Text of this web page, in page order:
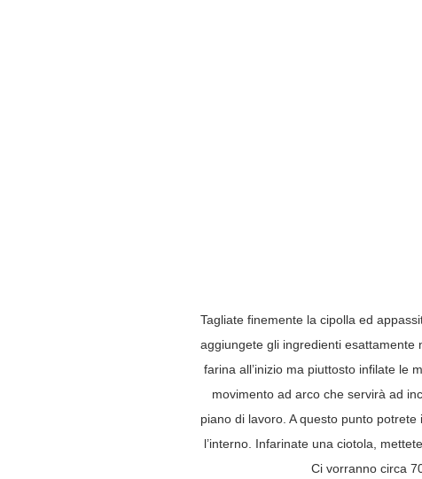
Tagliate finemente la cipolla ed
aggiungete gli ingredienti esattamente
farina all’inizio ma piuttosto infilate le
movimento ad arco che servirà ad
piano di lavoro. A questo punto
l’interno. Infarinate una ciotola,
Ci vorranno circa